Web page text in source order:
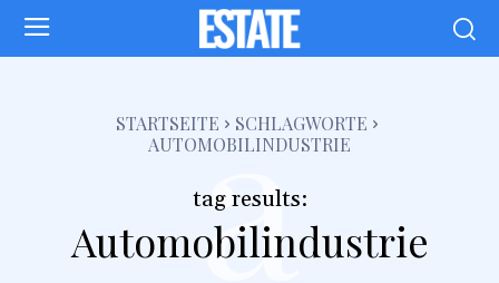
STARTSEITE
SCHLAGWORTE
AUTOMOBILINDUSTRIE
tag results:
Automobilindustrie
a